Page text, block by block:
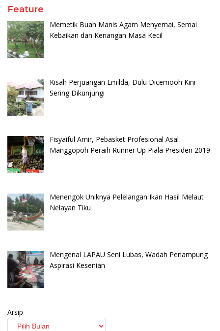
Feature
Memetik Buah Manis Agam Menyemai, Semai
Kebaikan dan Kenangan Masa Kecil
Kisah Perjuangan Emilda, Dulu Dicemooh Kini
Sering Dikunjungi
Fisyaiful Amir, Pebasket Profesional Asal
Manggopoh Peraih Runner Up Piala Presiden 2019
Menengok Uniknya Pelelangan Ikan Hasil Melaut
Nelayan Tiku
Mengenal LAPAU Seni Lubas, Wadah Penampung
Aspirasi Kesenian
Arsip